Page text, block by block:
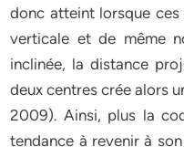
donc atteint lorsque
verticale et de même
inclinée, la distance
deux centres crée alors
2009). Ainsi, plus la
tendance à revenir à